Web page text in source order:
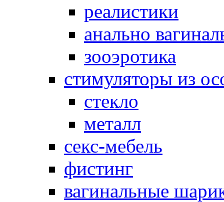
реалистики
анально
зооэротика
стимуляторы из
стекло
металл
секс-мебель
фистинг
вагинальные